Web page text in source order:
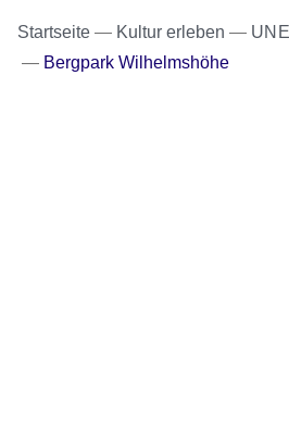
Startseite Kultur erleben
Bergpark Wilhelmshöhe